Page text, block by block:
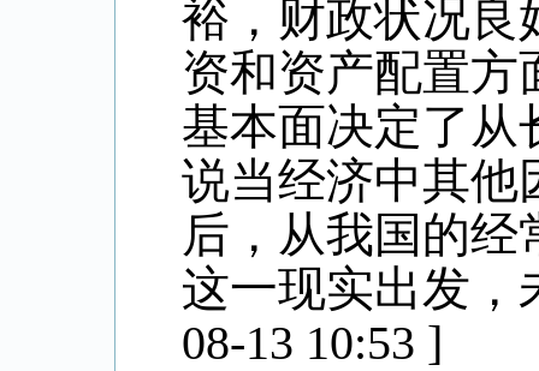
裕，财政状况良
资和资产配置方
基本面决定了从
说当经济中其他
后，从我国的
这一现实出发，
08-13 10:53 ]